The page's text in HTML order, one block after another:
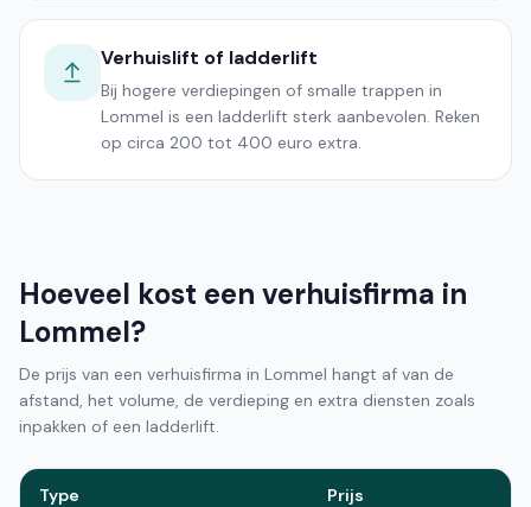
Verhuislift of ladderlift
Bij hogere verdiepingen of smalle trappen in
Lommel is een ladderlift sterk aanbevolen. Reken
op circa 200 tot 400 euro extra.
Hoeveel kost een verhuisfirma in
Lommel?
De prijs van een verhuisfirma in Lommel hangt af van de
afstand, het volume, de verdieping en extra diensten zoals
inpakken of een ladderlift.
Type Prijs